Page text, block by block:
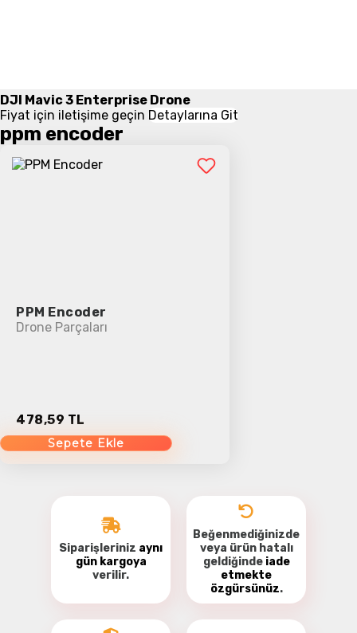
DJI Mavic 3 Enterprise Drone
Fiyat için iletişime geçin Detaylarına Git
ppm encoder
PPM Encoder
Drone Parçaları
478,59 TL
Sepete Ekle
Siparişleriniz aynı
gün kargoya
verilir.
Beğenmediğinizde
veya ürün hatalı
geldiğinde iade
etmekte
özgürsünüz.